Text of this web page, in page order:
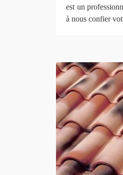
est un
à nous confier